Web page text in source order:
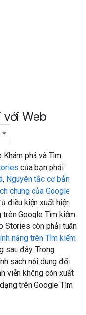
với Web
phá và Tìm
của bạn phải
, Nguyên tắc cơ bản
chung của Google
điều kiện xuất hiện
trên Google Tìm kiếm
Stories còn phải tuân
năng trên Tìm kiếm
sau đây. Trong
sách nội dung đối
viễn không còn xuất
trên Google Tìm